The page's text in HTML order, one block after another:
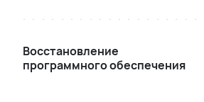
Восстановление
программного обеспечения